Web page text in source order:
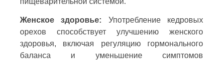
Женское здоровье: Употребление кедровых
орехов способствует улучшению женского
здоровья, включая регуляцию гормонального
баланса и уменьшение симптомов